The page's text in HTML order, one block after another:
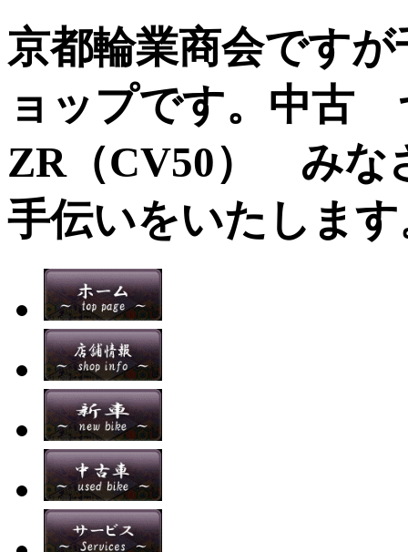
京都輪業商会です
ョップです。中
ZR（CV50） みな
手伝いをいたします